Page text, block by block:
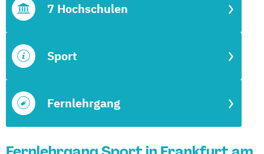
Fernlehrgang
Sport
7 Hochschulen